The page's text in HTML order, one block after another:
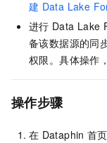
建 Data Lake
进行 Data Lake
备该数据源的同
权限。具体操作
操作步骤
在 Dataphin 首